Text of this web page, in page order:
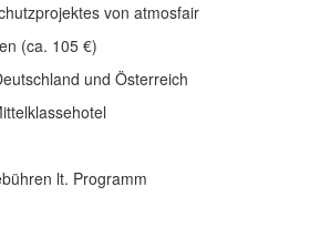
von atmosfair
(ca. 105 €)
und Österreich
lt. Programm